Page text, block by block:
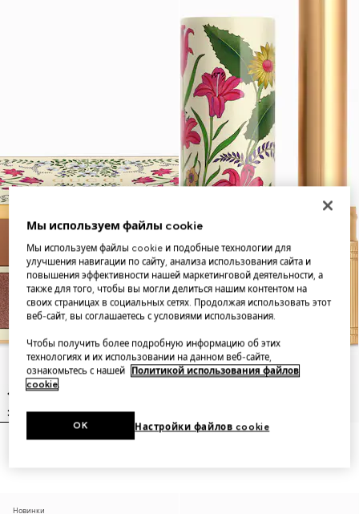
Новинки
Мы используем файлы cookie
Мы используем файлы cookie и подобные технологии для
улучшения навигации по сайту, анализа использования сайта и
повышения эффективности нашей маркетинговой деятельности, а
также для того, чтобы вы могли делиться нашим контентом на
своих страницах в социальных сетях. Продолжая использовать этот
веб-сайт, вы соглашаетесь с условиями использования.
Чтобы получить более подробную информацию об этих
технологиях и их использовании на данном веб-сайте,
ознакомьтесь с нашей
Политикой использования файлов
cookie.
Настройки файлов cookie
OK